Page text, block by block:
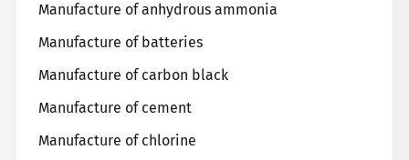
Manufacture of anhydrous ammonia
Manufacture of batteries
Manufacture of carbon black
Manufacture of cement
Manufacture of chlorine